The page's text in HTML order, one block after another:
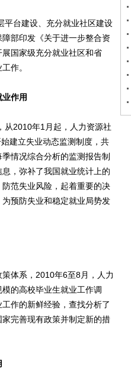
台建设、充分就业社区建设
部印发《关于进一步整合资
国家级充分就业社区和省
作。
作用
2010年1月起，人力资源社
建立失业动态监测制度，共
情况综合分析的监测报告制
，弥补了我国就业统计上的
范失业风险，起着重要的决
预防失业和稳定就业局势发
体系，2010年6至8月，人力
的高校毕业生就业工作调
作的新鲜经验，查找分析了
完善现有政策并制定新的措